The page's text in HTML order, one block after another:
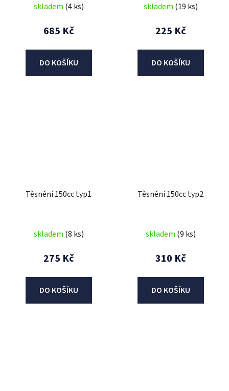
skladem (4 ks)
685 Kč
DO KOŠÍKU
skladem (19 ks)
225 Kč
DO KOŠÍKU
Těsnění 150cc typ1
skladem (8 ks)
275 Kč
DO KOŠÍKU
Těsnění 150cc typ2
skladem (9 ks)
310 Kč
DO KOŠÍKU